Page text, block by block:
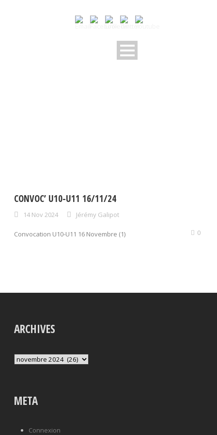
CONVOC’ U10-U11 16/11/24
14 Nov 2024 Jérémy Galipot
Convocation U10-U11 16 Novembre (1) 0
ARCHIVES
Archives
META
Connexion